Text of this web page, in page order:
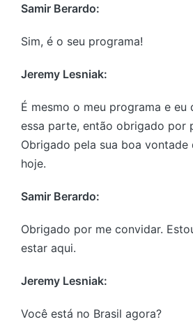
Samir Berardo:
Sim, é o seu programa!
Jeremy Lesniak:
É mesmo o meu programa e
essa parte, então obrigado por
Obrigado pela sua boa vontade
hoje.
Samir Berardo:
Obrigado por me convidar.
estar aqui.
Jeremy Lesniak:
Você está no Brasil agora?